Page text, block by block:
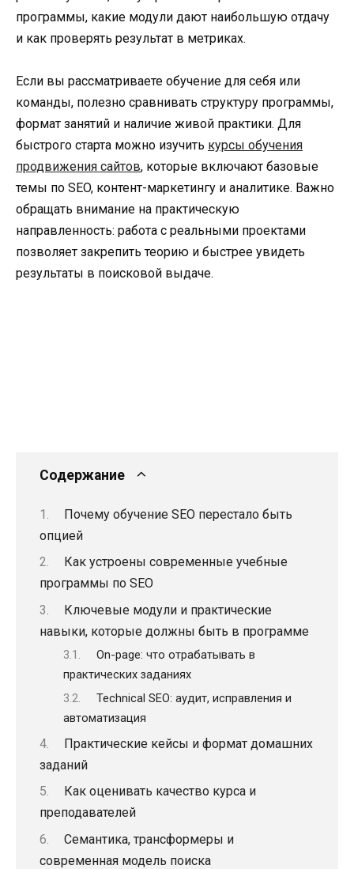
программы, какие модули дают наибольшую отдачу
и как проверять результат в метриках.
Если вы рассматриваете обучение для себя или
команды, полезно сравнивать структуру программы,
формат занятий и наличие живой практики. Для
быстрого старта можно изучить курсы обучения
продвижения сайтов, которые включают базовые
темы по SEO, контент-маркетингу и аналитике. Важно
обращать внимание на практическую
направленность: работа с реальными проектами
позволяет закрепить теорию и быстрее увидеть
результаты в поисковой выдаче.
Содержание
Почему обучение SEO перестало быть
опцией
Как устроены современные учебные
программы по SEO
Ключевые модули и практические
навыки, которые должны быть в программе
On-page: что отрабатывать в
практических заданиях
Technical SEO: аудит, исправления и
автоматизация
Практические кейсы и формат домашних
заданий
Как оценивать качество курса и
преподавателей
Семантика, трансформеры и
современная модель поиска